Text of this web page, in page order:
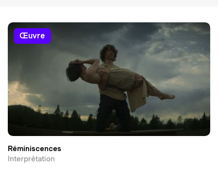
œuvre
Réminiscences
Interprétation